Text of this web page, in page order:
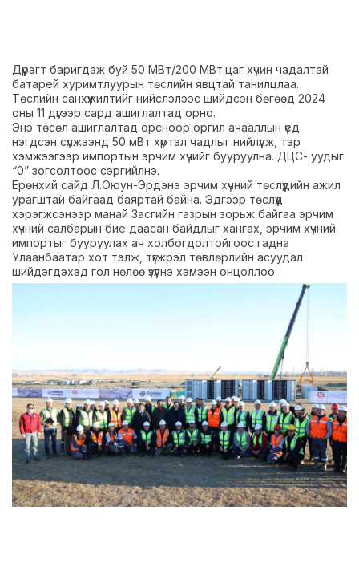
Дүүрэгт баригдаж буй 50 МВт/200 МВт.цаг хүчин чадалтай
батарей хуримтлуурын төслийн явцтай танилцлаа.
Төслийн санхүүжилтийг нийслэлээс шийдсэн бөгөөд 2024
оны 11 дүгээр сард ашиглалтад орно.
Энэ төсөл ашиглалтад орсноор оргил ачааллын үед
нэгдсэн сүлжээнд 50 мВт хүртэл чадлыг нийлүүлж, тэр
хэмжээгээр импортын эрчим хүчийг бууруулна. ДЦС- уудыг
“0” зогсолтоос сэргийлнэ.
Ерөнхий сайд Л.Оюун-Эрдэнэ эрчим хүчний төслүүдийн ажил
урагштай байгаад баяртай байна. Эдгээр төслүүд
хэрэгжсэнээр манай Засгийн газрын зорьж байгаа эрчим
хүчний салбарын бие даасан байдлыг хангах, эрчим хүчний
импортыг бууруулах ач холбогдолтойгоос гадна
Улаанбаатар хот тэлж, түгжрэл төвлөрлийн асуудал
шийдэгдэхэд гол нөлөө үзүүлнэ хэмээн онцоллоо.